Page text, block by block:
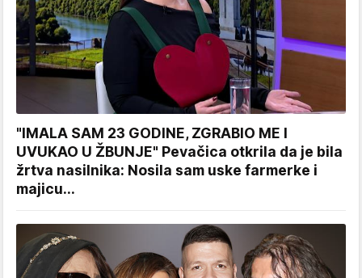
"IMALA SAM 23 GODINE, ZGRABIO ME I
UVUKAO U ŽBUNJE" Pevačica otkrila da je bila
žrtva nasilnika: Nosila sam uske farmerke i
majicu...